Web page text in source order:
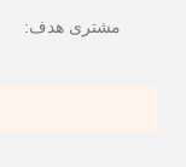
مشتری هدف: